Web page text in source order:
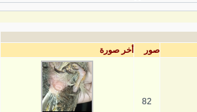
صور أخر صورة
82